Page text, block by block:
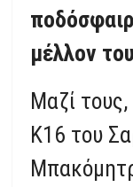
μέλλον
Μαζί
Κ16 του